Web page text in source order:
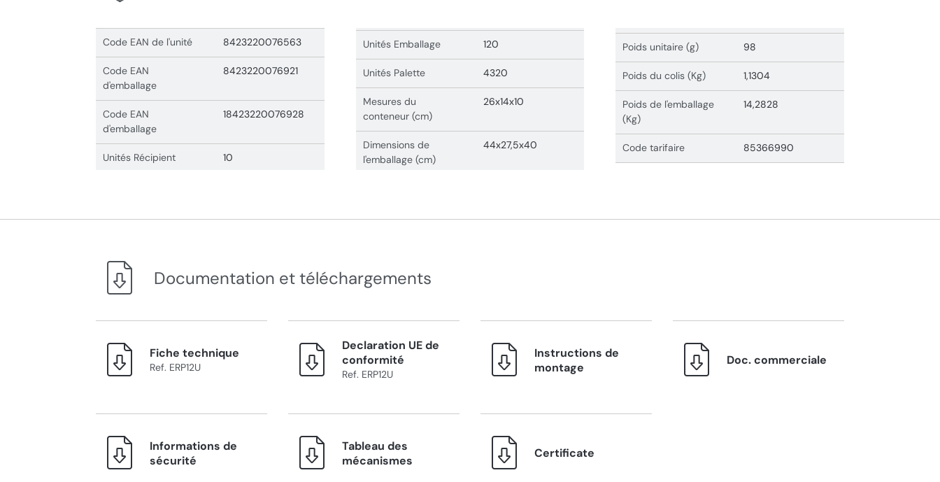
Code EAN de l'unité 8423220076563
Code EAN
d'emballage
8423220076921
Code EAN
d'emballage
18423220076928
Unités Récipient 10
Unités Emballage 120
Unités Palette 4320
Mesures du
conteneur (cm)
26x14x10
Dimensions de
l'emballage (cm)
44x27,5x40
Poids unitaire (g) 98
Poids du colis (Kg) 1,1304
Poids de l'emballage
(Kg)
14,2828
Code tarifaire 85366990
Documentation et téléchargements
Fiche technique
Ref. ERP12U
Declaration UE de
conformité
Ref. ERP12U
Instructions de
montage
Doc. commerciale
Informations de
sécurité
Tableau des
mécanismes
Certificate